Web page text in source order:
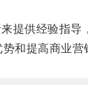
供经验指导
和提高商业营